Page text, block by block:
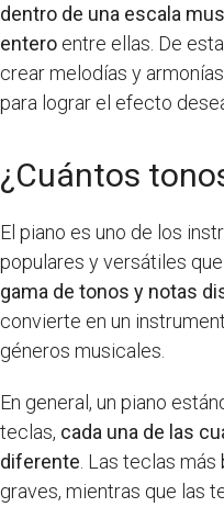
dentro de una escala
entero entre ellas. De
crear melodías y
para lograr el efecto
¿Cuántos
El piano es uno de los
populares y versátiles que
gama de tonos y notas
convierte en un
géneros musicales.
En general, un piano
teclas, cada una de las
diferente . Las teclas
graves, mientras que las